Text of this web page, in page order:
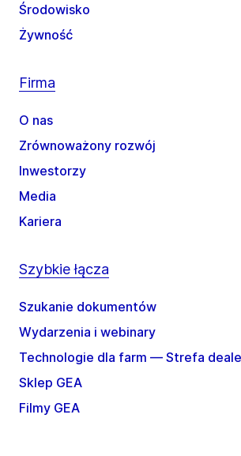
Środowisko
Żywność
Firma
O nas
Zrównoważony rozwój
Inwestorzy
Media
Kariera
Szybkie łącza
Szukanie dokumentów
Wydarzenia i webinary
Technologie dla farm — Strefa
Sklep GEA
Filmy GEA